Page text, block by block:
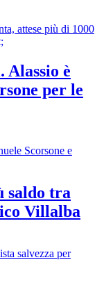
Alassio è
per le
saldo tra
Villalba